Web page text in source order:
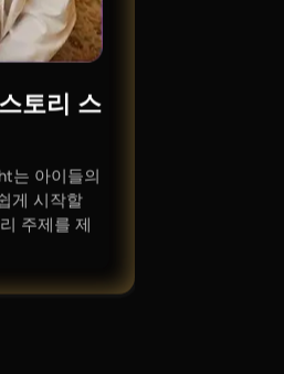
토리 스
는 아이들의
게 시작할
주제를 제